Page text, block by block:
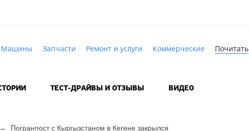
Машины Запчасти Ремонт и услуги Коммерческие Почитать
ТЕСТ-ДРАЙВЫ И ОТЗЫВЫ ВИДЕО
→ Погранпост с Кыргызстаном в Кегене закрылся